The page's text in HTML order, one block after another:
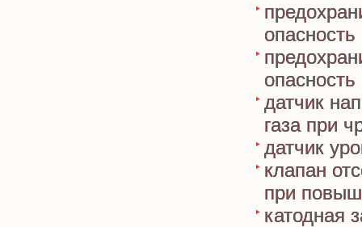
датчик
газа при
датчик
клапан
при
катодная